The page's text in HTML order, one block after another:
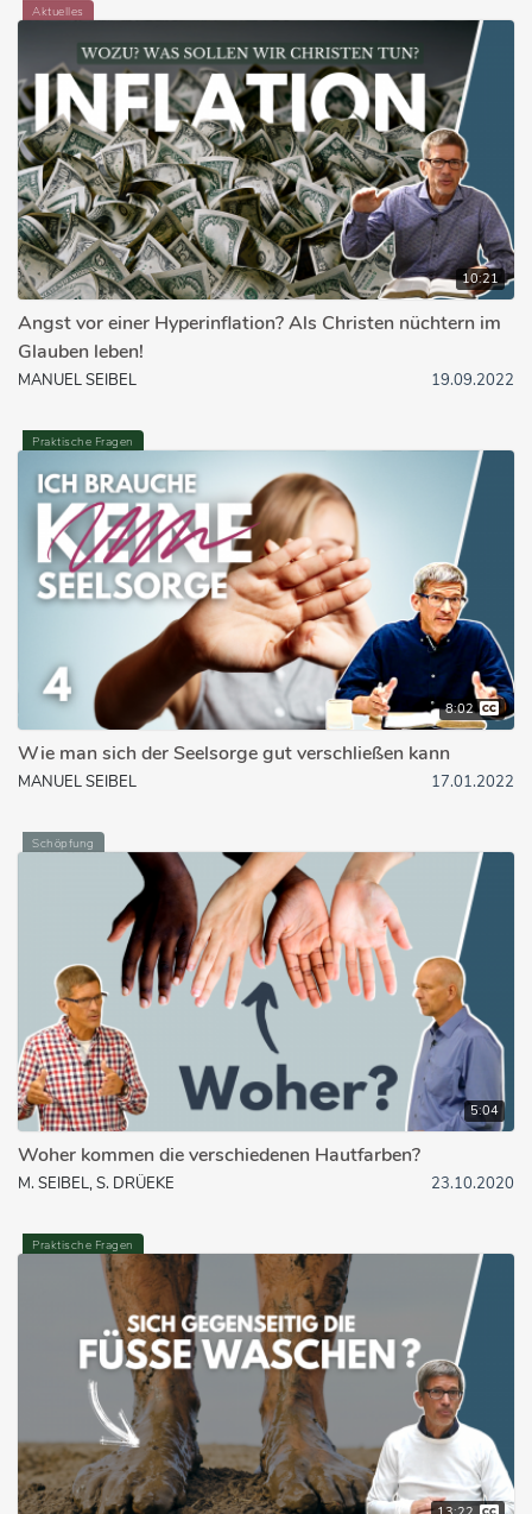
Aktuelles
10:21
Angst vor einer Hyperinflation? Als Christen nüchtern im
Glauben leben!
MANUEL SEIBEL 19.09.2022
Praktische Fragen
8:02
Wie man sich der Seelsorge gut verschließen kann
MANUEL SEIBEL 17.01.2022
Schöpfung
5:04
Woher kommen die verschiedenen Hautfarben?
M. SEIBEL, S. DRÜEKE 23.10.2020
Praktische Fragen